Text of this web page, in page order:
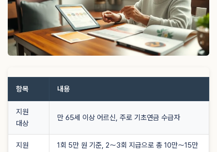
항목 내용
지원
대상
만 65세 이상 어르신, 주로 기초연금 수급자
지원
1회 5만 원 기준, 2〜3회 지급으로 총 10만〜15만